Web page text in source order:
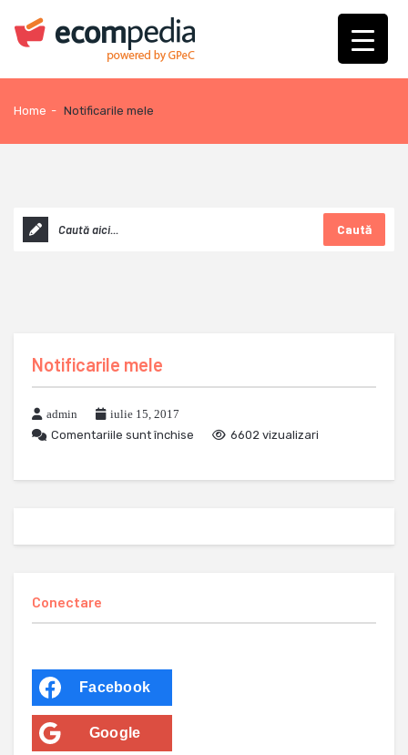
Home - Notificarile mele
Caută
Notificarile mele
admin
iulie 15, 2017
Comentariile sunt închise
6602 vizualizari
Conectare
Facebook
Google